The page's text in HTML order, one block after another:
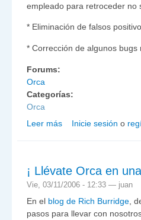
empleado para retroceder no
* Eliminación de falsos
* Corrección de algunos
Forums:
Orca
Categorías:
Orca
Leer más sobre Novedades de
Inicie sesión o
¡ Llévate Orca en
Vie, 03/11/2006 - 12:33 — juan
En el blog de Rich Burridge ,
pasos para llevar con